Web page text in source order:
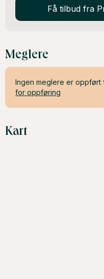
Få tilbud fra
Meglere
Ingen meglere er oppført
for oppføring
Kart